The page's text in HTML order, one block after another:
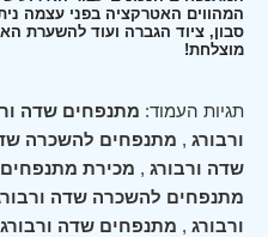
המהווים האטרקציה בפני עצמה
סבון, ציוד הגברה ועוד להשערת
מוצלחת!
תגיות העמוד: מתנפחים שדה
ורבורג , מתנפחים להשכרה
שדה ורבורג , מכירת
מתנפחים להשכרה שדה
ורבורג , מתנפחים שדה ורבורג